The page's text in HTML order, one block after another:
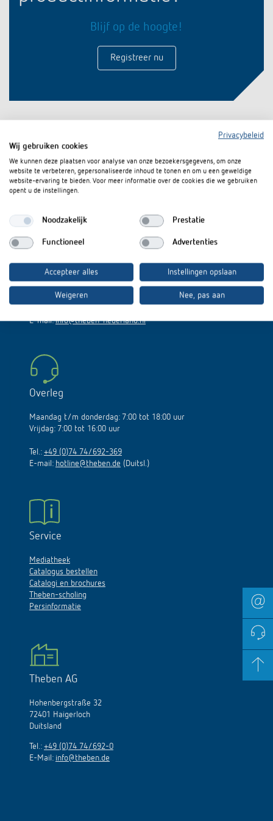
Blijf op de hoogte!
Registreer nu
Theben Nederland B.V.
Laan van de Leeuw 34
Maandag t/m donderdag: 8:30 tot 17:00 uur
Vrijdag: 08:30 tot 16:00 uur
E-mail:info@theben-nederland.nl
Overleg
Maandag t/m donderdag: 7:00 tot 18:00 uur
Vrijdag: 7:00 tot 16:00 uur
Tel.: +49 (0)74 74/692-369
E-mail: hotline@theben.de (Duitsl.)
Service
Mediatheek
Catalogus bestellen
Catalogi en brochures
Theben-scholing
Persinformatie
Theben AG
Hohenbergstraße 32
72401 Haigerloch
Duitsland
Tel.: +49 (0)74 74/692-0
E-Mail: info@theben.de
Privacybeleid
Wij gebruiken cookies
We kunnen deze plaatsen voor analyse van onze bezoekersgegevens, om onze
website te verbeteren, gepersonaliseerde inhoud te tonen en om u een geweldige
website-ervaring te bieden. Voor meer informatie over de cookies die we gebruiken
opent u de instellingen.
Noodzakelijk Prestatie
Functioneel Advertenties
Accepteer alles Instellingen opslaan
Weigeren Nee, pas aan